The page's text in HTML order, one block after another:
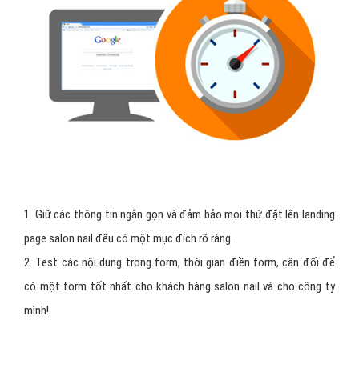
1. Giữ các thông tin ngắn gọn và đảm bảo mọi thứ đặt lên landing
page salon nail đều có một mục đích rõ ràng.
2. Test các nội dung trong form, thời gian điền form, cân đối để
có một form tốt nhất cho khách hàng salon nail và cho công ty
mình!